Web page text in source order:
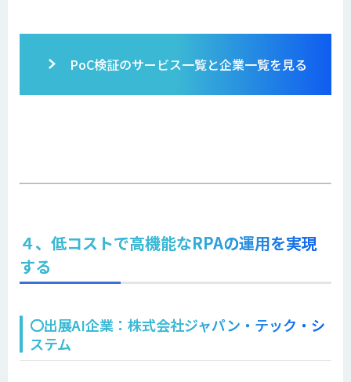
PoC検証のサービス一覧と企業一覧を見る
４、低コストで高機能なRPAの運用を実現
する
〇出展AI企業：株式会社ジャパン・テック・シ
ステム